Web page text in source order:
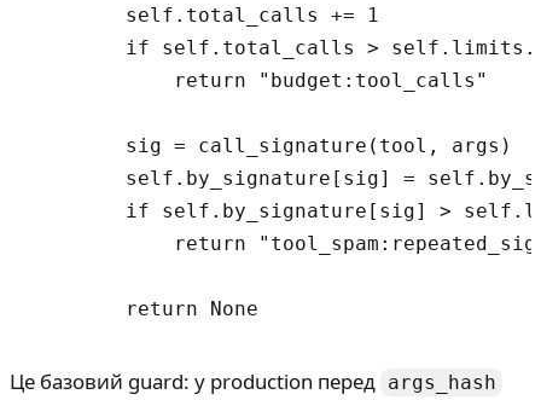
        self.total_calls += 1
if self.total_calls >
            return "budget:tool_calls"
        sig = call_signature(tool, args)
self.by_signature[sig] =
if self.by_signature[sig] >
return
Це базовий guard: у production перед args_hash